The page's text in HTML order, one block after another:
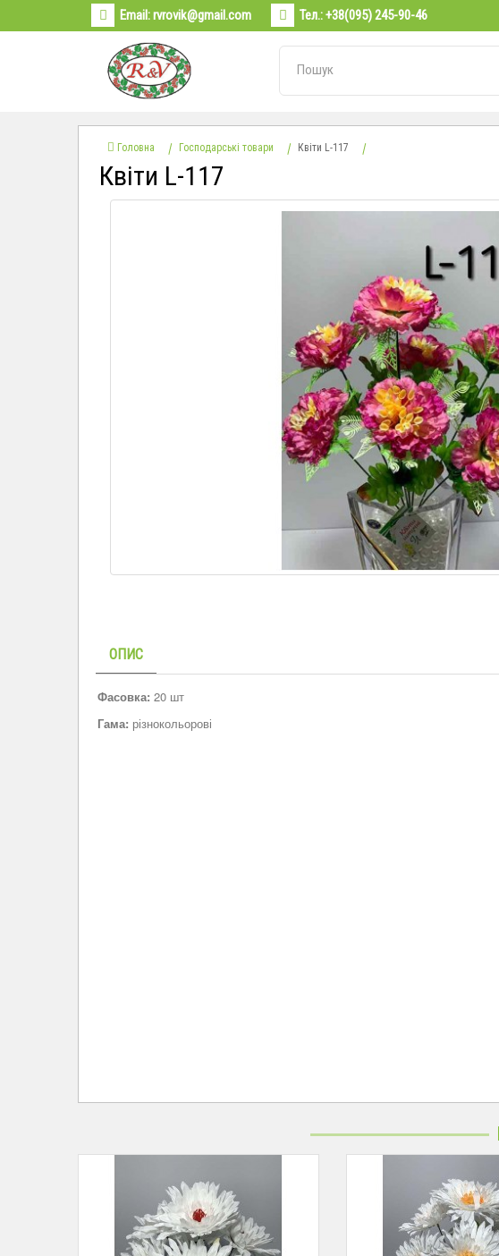
Email:rvrovik@gmail.com Тел.:+38(095) 245-90-46
Головна Господарські товари Квіти L-117
Квіти L-117
ОПИС
Фасовка: 20 шт
Гама: різнокольорові